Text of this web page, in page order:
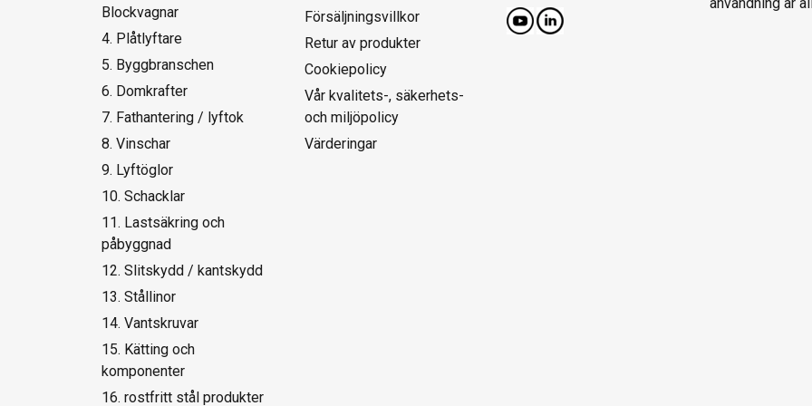
Blockvagnar
4. Plåtlyftare
5. Byggbranschen
6. Domkrafter
7. Fathantering / lyftok
8. Vinschar
9. Lyftöglor
10. Schacklar
11. Lastsäkring och
påbyggnad
12. Slitskydd / kantskydd
13. Stållinor
14. Vantskruvar
15. Kätting och
komponenter
16. rostfritt stål produkter
Försäljningsvillkor
Retur av produkter
Cookiepolicy
Vår kvalitets-, säkerhets-
och miljöpolicy
Värderingar
användning är